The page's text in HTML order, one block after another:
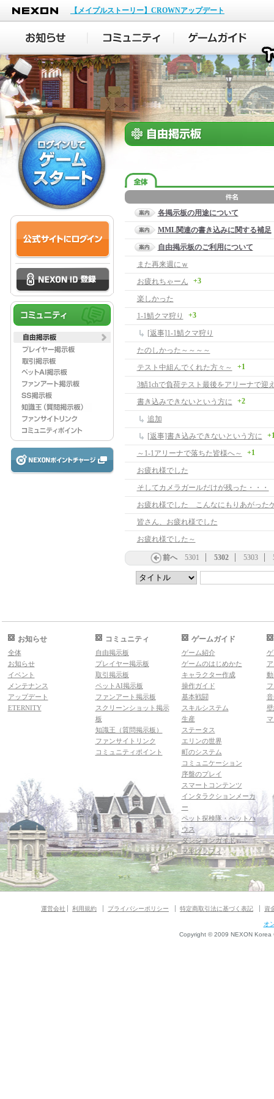
NEXON
【メイプルストーリー】CROWNアップデート
各掲示板の用途について
MML関連の書き込みに関する補足
自由掲示板のご利用について
また再来週にｗ
お疲れちゃーん
+3
楽しかった
1-1鯖クマ狩り
+3
[返事]1-1鯖クマ狩り
たのしかった～～～～
テスト中組んでくれた方々～
+1
3鯖1chで負荷テスト最後をアリーナで迎
書き込みできないという方に
+2
追加
[返事]書き込みできないという方に
～1-1アリーナで落ちた皆様へ～ +1
お疲れ様でした
そしてカメラガールだけが残った・・・
皆さん、お疲れ様でした
お疲れ様でした～
前へ 5301 5302 5303
お知らせ
全体
お知らせ
イベント
メンテナンス
アップデート
ETERNITY
コミュニティ
自由掲示板
プレイヤー掲示板
取引掲示板
ペットAI掲示板
ファンアート掲示板
スクリーンショット掲示
板
知識王（質問掲示板）
ファンサイトリンク
コミュニティポイント
ゲームガイド
ゲーム紹介
ゲームのはじめかた
キャラクター作成
操作ガイド
基本戦闘
スキルシステム
生産
ステータス
エリンの世界
町のシステム
コミュニケーション
序盤のプレイ
スマートコンテンツ
インタラクションメーカ
ー
ペット探検隊・ペットハ
ウス
ダンジョンガイド
マギグラフィ
運営会社 利用規約 プライバシーポリシー 特定商取引法に基づく表記 資
オ
Copyright © 2009 NEXON Korea